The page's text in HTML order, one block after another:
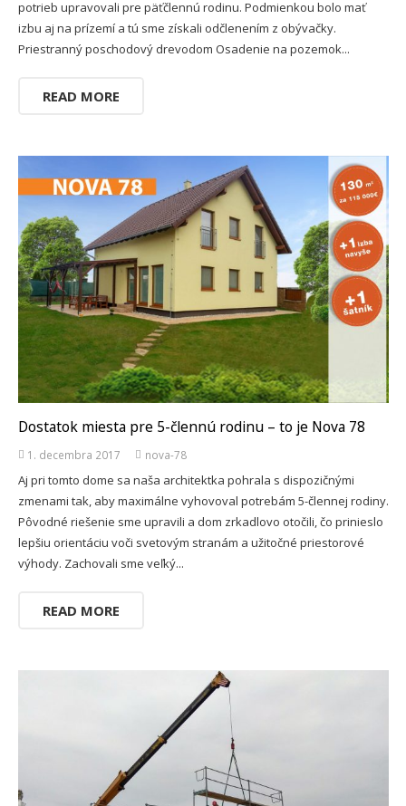
potrieb upravovali pre päťčlennú rodinu. Podmienkou bolo mať
izbu aj na prízemí a tú sme získali odčlenením z obývačky.
Priestranný poschodový drevodom Osadenie na pozemok...
READ MORE
Dostatok miesta pre 5-člennú rodinu – to je Nova 78
1. decembra 2017 nova-78
Aj pri tomto dome sa naša architektka pohrala s dispozičnými
zmenami tak, aby maximálne vyhovoval potrebám 5-člennej rodiny.
Pôvodné riešenie sme upravili a dom zrkadlovo otočili, čo prinieslo
lepšiu orientáciu voči svetovým stranám a užitočné priestorové
výhody. Zachovali sme veľký...
READ MORE